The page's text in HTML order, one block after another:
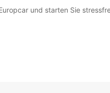
und starten Sie